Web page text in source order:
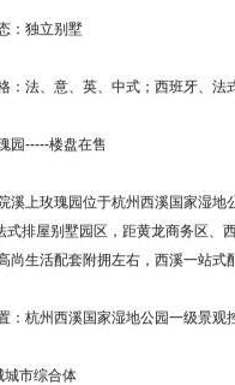
独立别墅
法、意、英、中式；西班牙、法式
-----楼盘在售
上玫瑰园位于杭州西溪国家湿地
式排屋别墅园区，距黄龙商务区、
尚生活配套附拥左右，西溪一站式
杭州西溪国家湿地公园一级景观
市综合体